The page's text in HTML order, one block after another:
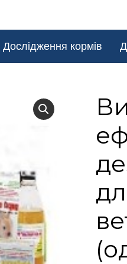
Дослідження кормів